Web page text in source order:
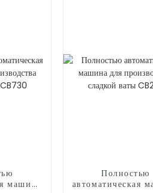
машина
Полностью
автоматическая